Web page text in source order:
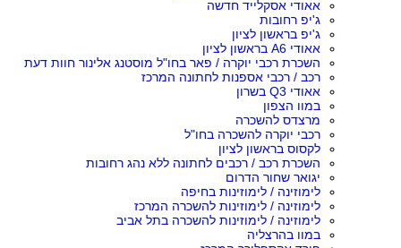
אאודי אסקלייד חדשה
ג'יפ רחובות
ג'יפ בראשון לציון
אאודי A6 בראשון לציון
השכרת רכבי יוקרה / פאר בחו"ל מוסטנג אלינור חוות דעת
רכב / רכבי אספנות לחתונה המרכז
אאודי Q3 בשרון
במוו הצפון
מרצדס להשכרה
רכבי יוקרה להשכרה בחו"ל
לקסוס בראשון לציון
השכרת רכב / רכבים לחתונה ללא נהג רחובות
יגואר שחור הדרום
לימוזינה / לימוזינות בחיפה
לימוזינה / לימוזינות להשכרה המרכז
לימוזינה / לימוזינות להשכרה בתל אביב
במוו בהרצליה